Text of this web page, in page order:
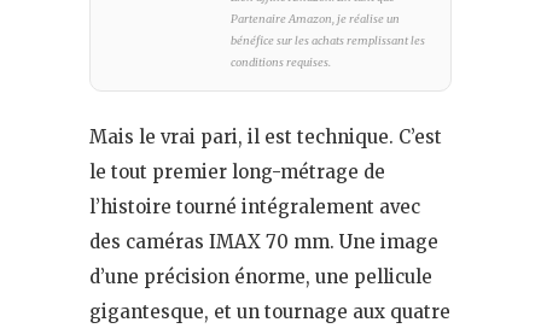
Partenaire Amazon, je réalise un
bénéfice sur les achats remplissant les
conditions requises.
Mais le vrai pari, il est technique. C’est
le tout premier long-métrage de
l’histoire tourné intégralement avec
des caméras IMAX 70 mm. Une image
d’une précision énorme, une pellicule
gigantesque, et un tournage aux quatre